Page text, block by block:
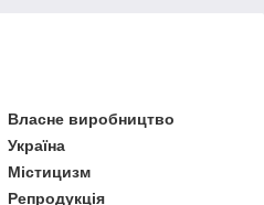
Власне виробництво
Україна
Містицизм
Репродукція